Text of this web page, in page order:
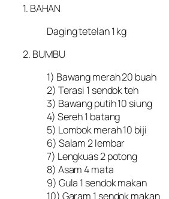
1. BAHAN
Daging tetelan 1 kg
2. BUMBU
1) Bawang merah 20 buah
2) Terasi 1 sendok teh
3) Bawang putih 10 siung
4) Sereh 1 batang
5) Lombok merah 10 biji
6) Salam 2 lembar
7) Lengkuas 2 potong
8) Asam 4 mata
9) Gula 1 sendok makan
10) Garam 1 sendok makan